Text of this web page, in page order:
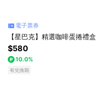
電子票券
【星巴克】精選咖啡蛋捲禮盒
$580
10.0%
有兌換期